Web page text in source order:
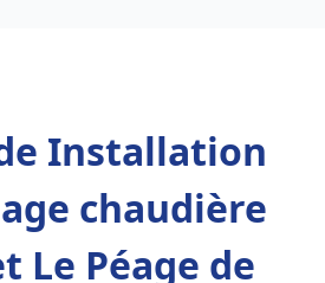
Installation
chaudière
Le Péage de